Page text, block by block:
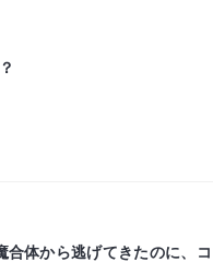
合体から逃げてきたのに、